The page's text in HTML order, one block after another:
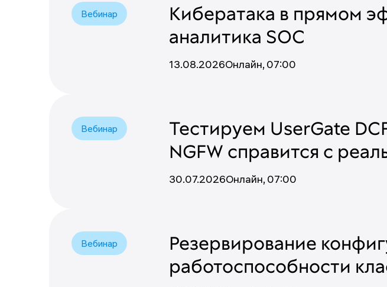
Вебинар
Кибератака в прямом
аналитика SOC
13.08.2026Онлайн, 07:00
Вебинар
Тестируем UserGate
NGFW справится с
30.07.2026Онлайн, 07:00
Вебинар
Резервирование
работоспособности